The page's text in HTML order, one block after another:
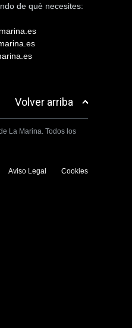
de què necesites:
Volver arriba
La Marina. Todos los
Aviso Legal Cookies